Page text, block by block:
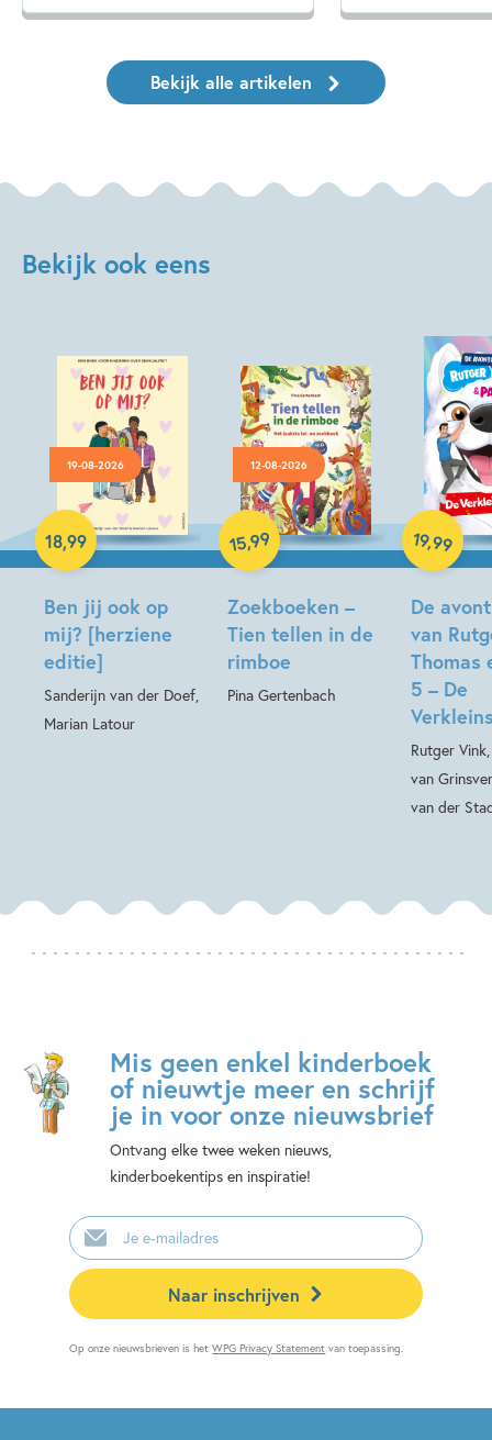
Bekijk alle artikelen
Bekijk ook eens
19-08-2026
Ben jij ook op
mij? [herziene
editie]
Sanderijn van der Doef,
Marian Latour
18,99
Hardcover
12-08-2026
Zoekboeken –
Tien tellen in de
rimboe
Pina Gertenbach
15,99
Hardcover
De
van
Thomas
5 – De
Rutger
van
van der
19,99
Hardcover
Mis geen enkel kinderboek
of nieuwtje meer en schrijf
je in voor onze nieuwsbrief
Ontvang elke twee weken nieuws,
kinderboekentips en inspiratie!
E-
mailadres
Naar inschrijven
Op onze nieuwsbrieven is hetWPG Privacy Statement van toepassing.